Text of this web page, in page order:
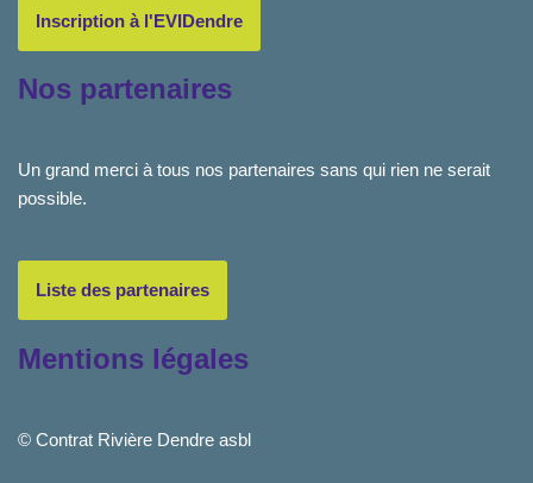
Inscription à l'EVIDendre
Nos partenaires
Un grand merci à tous nos partenaires sans qui rien ne serait
possible.
Liste des partenaires
Mentions légales
© Contrat Rivière Dendre asbl